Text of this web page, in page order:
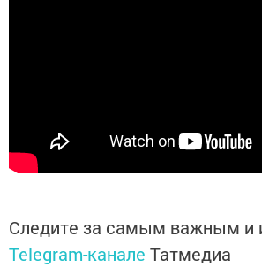
Следите за самым важным и
Telegram-канале Татмедиа